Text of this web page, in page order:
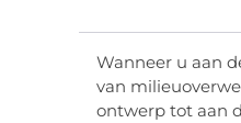
Wanneer u aan
van
ontwerp tot aan